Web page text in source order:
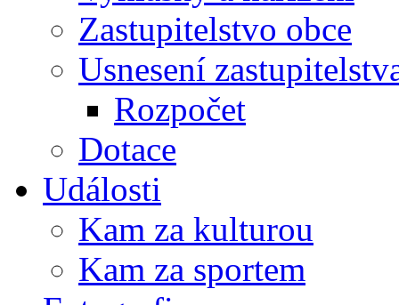
Zastupitelstvo obce
Usnesení
Rozpočet
Dotace
Události
Kam za kulturou
Kam za sportem